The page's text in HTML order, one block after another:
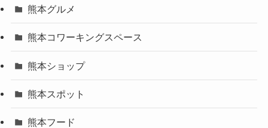
熊本グルメ
熊本コワーキングスペース
熊本ショップ
熊本スポット
熊本フード